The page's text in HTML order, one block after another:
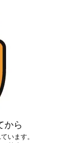
から
います。